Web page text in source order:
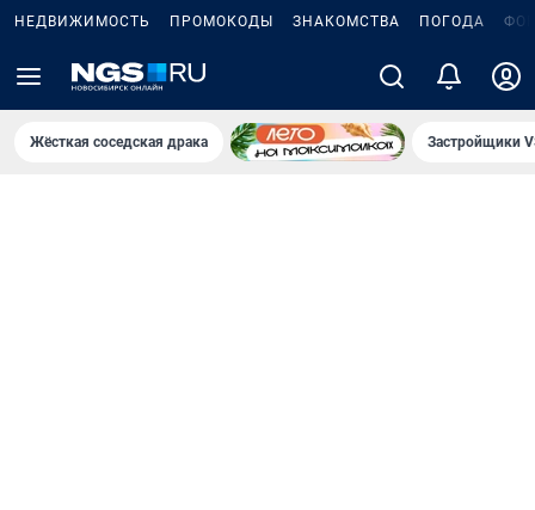
НЕДВИЖИМОСТЬ ПРОМОКОДЫ ЗНАКОМСТВА ПОГОДА
Жёсткая соседская драка Застройщики